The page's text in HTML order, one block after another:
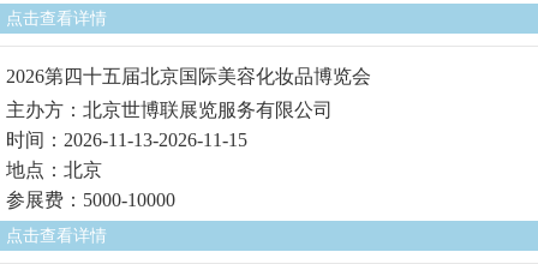
点击查看详情
2026第四十五届北京国际美容化妆品博览会
主办方：北京世博联展览服务有限公司
时间：2026-11-13-2026-11-15
地点：北京
参展费：5000-10000
点击查看详情